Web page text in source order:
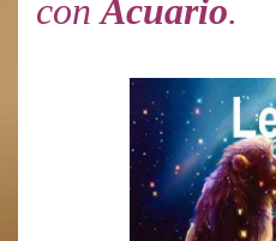
conAcuario.